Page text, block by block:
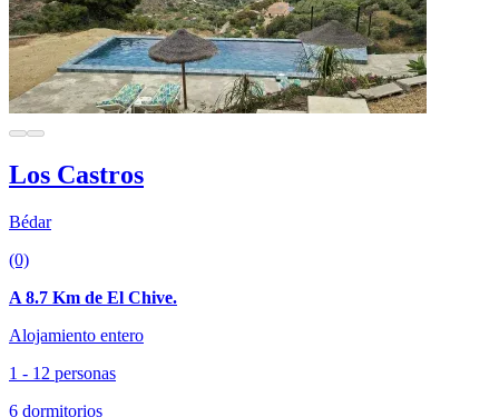
Los Castros
Bédar
(0)
A 8.7 Km de El Chive.
Alojamiento entero
1 - 12 personas
6 dormitorios